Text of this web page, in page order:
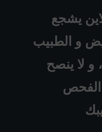
يشجع
و الطبيب
و لا ينصح
الفحص